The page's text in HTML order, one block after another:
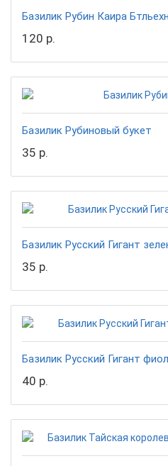
Базилик Рубин Каира
120 р.
Базилик Рубиновый букет
35 р.
Базилик Русский Гигант
35 р.
Базилик Русский Гигант
40 р.